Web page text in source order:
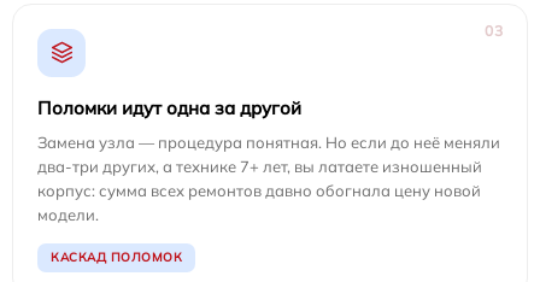
03
Поломки идут одна за другой
Замена узла — процедура понятная. Но если до неё меняли
два-три других, а технике 7+ лет, вы латаете изношенный
корпус: сумма всех ремонтов давно обогнала цену новой
модели.
КАСКАД ПОЛОМОК